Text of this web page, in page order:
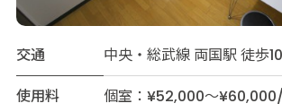
交通
中央・総武線 両国駅 徒歩
使用料
個室：¥52,000～